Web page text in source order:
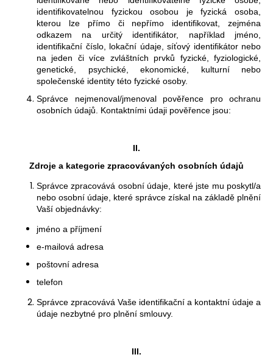
identifikovatelnou fyzickou osobou je fyzická osoba,
kterou lze přímo či nepřímo identifikovat, zejména
odkazem na určitý identifikátor, například jméno,
identifikační číslo, lokační údaje, síťový identifikátor nebo
na jeden či více zvláštních prvků fyzické, fyziologické,
genetické, psychické, ekonomické, kulturní nebo
společenské identity této fyzické osoby.
Správce nejmenoval/jmenovalpověřence pro ochranu
osobních údajů. Kontaktními údaji pověřence jsou:
II.
Zdroje a kategorie zpracovávaných osobních údajů
Správce zpracovává osobní údaje, které jste mu poskytl/a
nebo osobní údaje, které správce získal na základě plnění
Vaší objednávky:
jméno a příjmení
e-mailová adresa
poštovní adresa
telefon
Správce zpracovává Vaše identifikační a kontaktní údaje a
údaje nezbytné pro plnění smlouvy.
III.
HLEDAT